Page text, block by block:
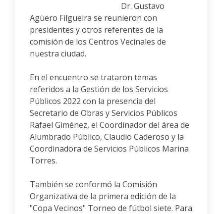
Dr. Gustavo
Agüero Filgueira se reunieron con
presidentes y otros referentes de la
comisión de los Centros Vecinales de
nuestra ciudad.
En el encuentro se trataron temas
referidos a la Gestión de los Servicios
Públicos 2022 con la presencia del
Secretario de Obras y Servicios Públicos
Rafael Giménez, el Coordinador del área de
Alumbrado Público, Claudio Caderoso y la
Coordinadora de Servicios Públicos Marina
Torres.
También se conformó la Comisión
Organizativa de la primera edición de la
"Copa Vecinos" Torneo de fútbol siete. Para